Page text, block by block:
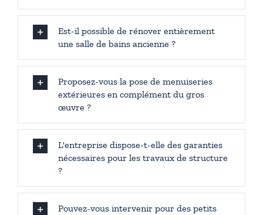
Est-il possible de rénover entièrement
une salle de bains ancienne ?
Proposez-vous la pose de menuiseries
extérieures en complément du gros
œuvre ?
L'entreprise dispose-t-elle des garanties
nécessaires pour les travaux de structure
?
Pouvez-vous intervenir pour des petits